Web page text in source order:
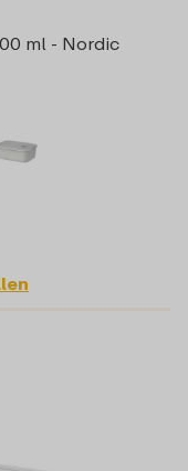
ml - Nordic